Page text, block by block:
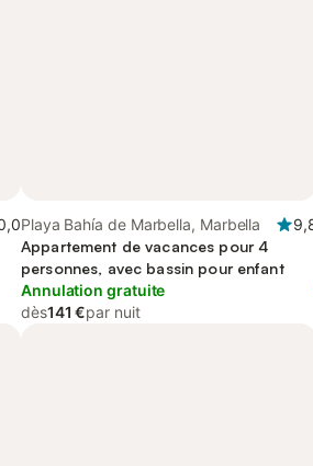
Playa Bahía de Marbella, Marbella
Appartement de vacances pour 4
personnes, avec bassin pour enfant
Annulation gratuite
dès141 €par nuit